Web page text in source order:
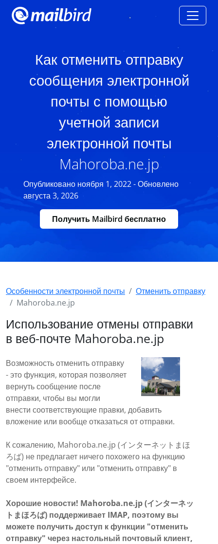
Как отменить отправку
сообщения электронной
почты с помощью
учетной записи
электронной почты
Mahoroba.ne.jp
Опубликовано ноября 1, 2022 - Обновлено
августа 3, 2026
Получить Mailbird бесплатно
Особенности электронной почты
Отменить отправку
Mahoroba.ne.jp
Использование отмены отправки
в веб-почте Mahoroba.ne.jp
Возможность отменить отправку
- это функция, которая позволяет
вернуть сообщение после
отправки, чтобы вы могли
внести соответствующие правки, добавить
вложение или вообще отказаться от отправки.
К сожалению, Mahoroba.ne.jp (インターネットまほ
ろば) не предлагает ничего похожего на функцию
"отменить отправку" или "отменить отправку" в
своем интерфейсе.
Хорошие новости! Mahoroba.ne.jp (インターネッ
トまほろば) поддерживает IMAP, поэтому вы
можете получить доступ к функции "отменить
отправку" через настольный почтовый клиент,